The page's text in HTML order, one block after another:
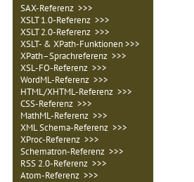
SAX-Referenz >>>
XSLT 1.0-Referenz >>>
XSLT 2.0-Referenz >>>
XSLT- & XPath-Funktionen >>>
XPath–Sprachreferenz >>>
XSL-FO-Referenz >>>
WordML-Referenz >>>
HTML/XHTML-Referenz >>>
CSS-Referenz >>>
MathML-Referenz >>>
XML Schema-Referenz >>>
XProc-Referenz >>>
Schematron-Referenz >>>
RSS 2.0-Referenz >>>
Atom-Referenz >>>